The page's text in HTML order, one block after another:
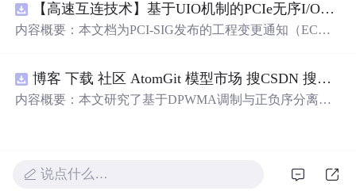
新领域的AI+数智化解决方案，推动科技创新与产业创新
智能化发展。
【高速互连技术】基于UIO机制的PCIe无序I/O扩展：多路径架构下内存请求的高性能传输与排序控制方案设计
内容概要：本文档为PCI-SIG发布的工程变更通知（EC
规则对多路径拓扑和高性能IO系统的限制。UIO基于Flit模
式，定义了一套新的TLP（事务层包）类型和规则，允许
博客 下载 社区 AtomGit 模型市场 搜CSDN 搜索 AI 搜索 会员中心 创作中心 基于DPWMA调制与正负序分离的ANPC三电平并网逆变器前馈控制策略研究（Simulink仿真实现）
内容概要：本文研究了基于DPWMA调制与正负序分离的
PC）三电平逆变器拓扑，结合双极性倍频脉宽调制（DPW
MA）、正负序分离锁相技术和电网电压前馈控制，构建
说点什么…